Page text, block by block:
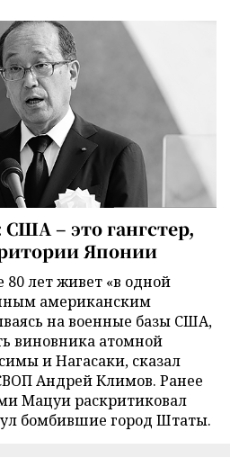
– это гангстер,
Японии
80 лет живет «в одной
американским
на военные базы США,
виновника атомной
и Нагасаки, сказал
Андрей Климов. Ранее
Мацуи раскритиковал
бомбившие город Штаты.